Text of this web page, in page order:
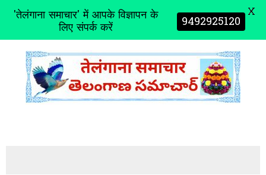
'तेलंगाना समाचार' में आपके विज्ञापन के
लिए संपर्क करें 9492925120 X